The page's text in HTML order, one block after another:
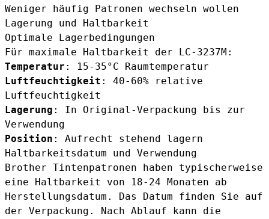
Weniger häufig Patronen wechseln wollen
Lagerung und Haltbarkeit
Optimale Lagerbedingungen
Für maximale Haltbarkeit der LC-3237M:
Temperatur : 15-35°C Raumtemperatur
Luftfeuchtigkeit : 40-60% relative
Luftfeuchtigkeit
Lagerung : In Original-Verpackung bis zur
Verwendung
Position : Aufrecht stehend lagern
Haltbarkeitsdatum und Verwendung
Brother Tintenpatronen haben typisch­erweise
eine Haltbarkeit von 18-24 Monaten ab
Herstellungsdatum. Das Datum finden Sie auf
der Verpackung. Nach Ablauf kann die